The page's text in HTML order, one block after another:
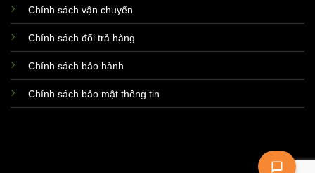
Chính sách vận chuyển
Chính sách đổi trả hàng
Chính sách bảo hành
Chính sách bảo mật thông tin